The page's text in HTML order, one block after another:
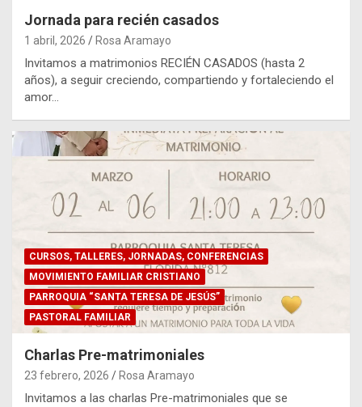
Jornada para recién casados
1 abril, 2026 Rosa Aramayo
Invitamos a matrimonios RECIÉN CASADOS (hasta 2
años), a seguir creciendo, compartiendo y fortaleciendo el
amor…
CURSOS, TALLERES, JORNADAS, CONFERENCIAS
MOVIMIENTO FAMILIAR CRISTIANO
PARROQUIA “SANTA TERESA DE JESÚS”
PASTORAL FAMILIAR
Charlas Pre-matrimoniales
23 febrero, 2026 Rosa Aramayo
Invitamos a las charlas Pre-matrimoniales que se